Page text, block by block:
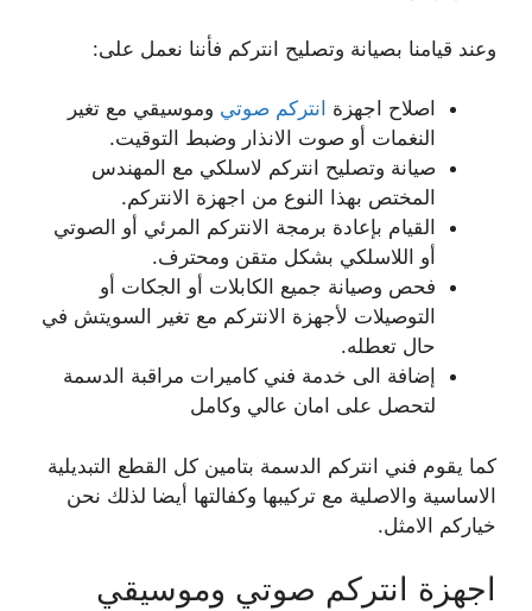
وعند قيامنا بصيانة وتصليح انتركم فأننا نعمل على:
اصلاح اجهزة انتركم صوتي وموسيقي مع تغير
النغمات أو صوت الانذار وضبط التوقيت.
صيانة وتصليح انتركم لاسلكي مع المهندس
المختص بهذا النوع من اجهزة الانتركم.
القيام بإعادة برمجة الانتركم المرئي أو الصوتي
أو اللاسلكي بشكل متقن ومحترف.
فحص وصيانة جميع الكابلات أو الجكات أو
التوصيلات لأجهزة الانتركم مع تغير السويتش في
حال تعطله.
إضافة الى خدمة فني كاميرات مراقبة الدسمة
لتحصل على امان عالي وكامل
كما يقوم فني انتركم الدسمة بتامين كل القطع التبديلية
الاساسية والاصلية مع تركيبها وكفالتها أيضا لذلك نحن
خياركم الامثل.
اجهزة انتركم صوتي وموسيقي